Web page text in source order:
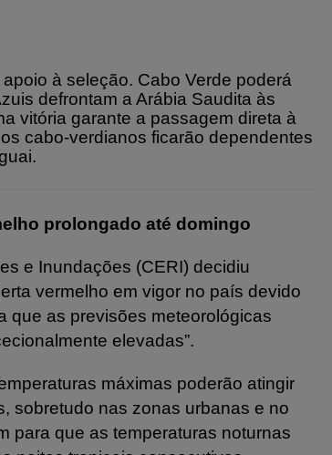
à seleção. Cabo Verde poderá
defrontam a Arábia Saudita às
vitória garante a passagem direta à
cabo-verdianos ficarão dependentes
prolongado até domingo
e Inundações (CERI) decidiu
vermelho em vigor no país devido
que as previsões meteorológicas
elevadas”.
máximas poderão atingir
sobretudo nas zonas urbanas e no
para que as temperaturas noturnas